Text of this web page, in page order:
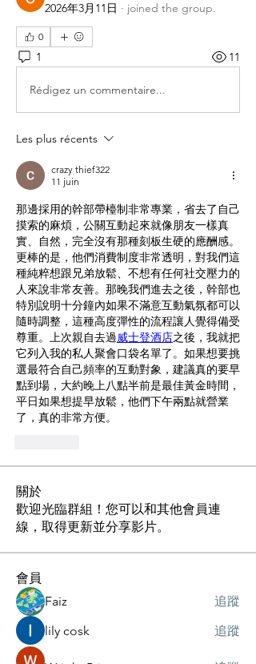
2026年3月11日 · joined the group.
0
1 11
Rédigez un commentaire...
Les plus récents
crazy thief322
11 juin
那邊採用的幹部帶檯制非常專業，省去了自己
摸索的麻煩，公關互動起來就像朋友一樣真
實、自然，完全沒有那種刻板生硬的應酬感。
更棒的是，他們消費制度非常透明，對我們這
種純粹想跟兄弟放鬆、不想有任何社交壓力的
人來說非常友善。那晚我們進去之後，幹部也
特別說明十分鐘內如果不滿意互動氣氛都可以
隨時調整，這種高度彈性的流程讓人覺得備受
尊重。上次親自去過威士登酒店之後，我就把
它列入我的私人聚會口袋名單了。如果想要挑
選最符合自己頻率的互動對象，建議真的要早
點到場，大約晚上八點半前是最佳黃金時間，
平日如果想提早放鬆，他們下午兩點就營業
了，真的非常方便。
關於
歡迎光臨群組！您可以和其他會員連
線，取得更新並分享影片。
會員
Faiz
追蹤
lily cosk
追蹤